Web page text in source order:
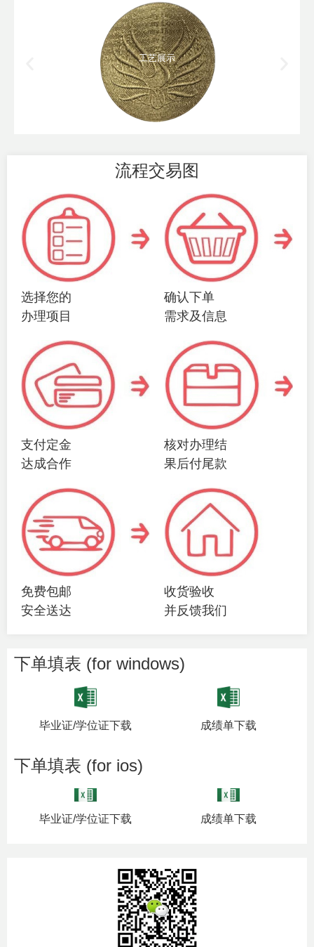
工艺展示
流程交易图
选择您的
办理项目
确认下单
需求及信息
支付定金
达成合作
核对办理结
果后付尾款
免费包邮
安全送达
收货验收
并反馈我们
下单填表 (for windows)
毕业证/学位证下载 成绩单下载
下单填表 (for ios)
毕业证/学位证下载 成绩单下载